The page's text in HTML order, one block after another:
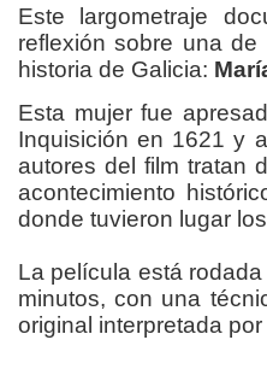
Este largometraje
reflexión sobre una
historia de Galicia:
Esta mujer fue
Inquisición en 1621 y
autores del film tratan
acontecimiento
donde tuvieron lugar
La película está
minutos, con una
original interpretada